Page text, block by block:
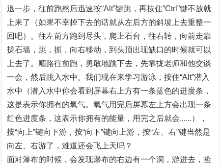
退一步，往前跑然后迅速按“Alt”键跳，再按住“Ctrl”键不放就
上来了（如果不幸掉下去的话就从左后方的斜坡上去重整一
回吧）。往左前方跑到尽头，爬上石台，往右转，向前走靠
拢石墙，跳，抓，向右移动，到头顶出现缺口的时候就可以
上去了。顺路往前跑，勇敢地跳下去，先靠拢老师和他交谈
一会，然后跳入水中。我们现在来学习游泳，按住“Alt”潜入
水中（潜入水中你会看到屏幕右上方有一条蓝色的进度条，
这是表示你拥有的氧气。氧气用完后屏幕左上方会出现一条
红色进度条，这表示你拥有的能量，用完之后就会......），
按“向上”键向下游，按“向下”键向上游，按“左、右”键当然是
向左、右游了，难道还会飞上天吗？
面对瀑布的时候，会发现瀑布的右边有一个洞，游进去，捡